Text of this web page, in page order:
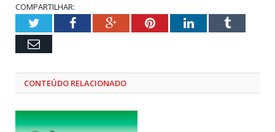
COMPARTILHAR:
TwitterFacebookGoogle+PinterestLinkedInTumblr
Email
CONTEÚDO RELACIONADO